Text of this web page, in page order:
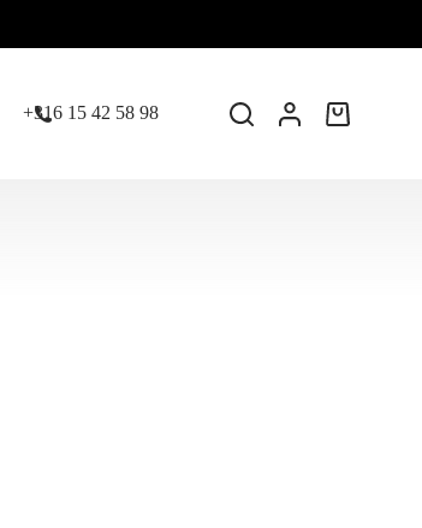
+316 15 42 58 98